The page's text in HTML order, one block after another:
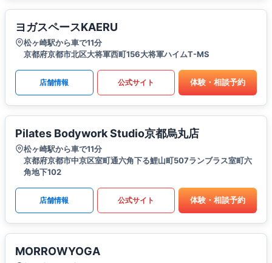
ヨガスペースKAERU
松ヶ崎駅から車で11分
京都府京都市北区大将軍西町156大将軍ハイムT-MS
店舗情報 公式サイト 体験・相談予約
Pilates Bodywork Studio京都烏丸店
松ヶ崎駅から車で11分
京都府京都市中京区室町通六角下る鯉山町507ランブラス室町六
角地下102
店舗情報 公式サイト 体験・相談予約
MORROWYOGA